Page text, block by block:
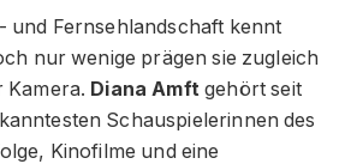
und Fernsehlandschaft kennt
nur wenige prägen sie zugleich
Kamera. Diana Amft gehört seit
Schauspielerinnen des
Kinofilme und eine